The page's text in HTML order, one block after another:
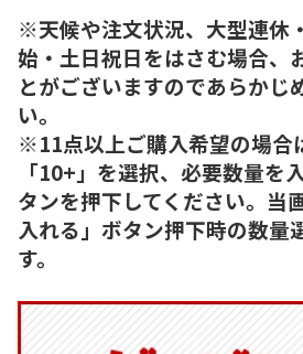
※天候や注文状況、大型連休
始・土日祝日をはさむ場合、
とがございますのであらかじ
い。
※11点以上ご購入希望の場合
「10+」を選択、必要数量を
タンを押下してください。当
入れる」ボタン押下時の数量
す。